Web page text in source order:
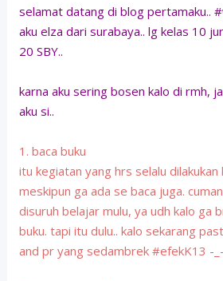
selamat datang di blog pertamaku..
aku elza dari surabaya.. lg kelas 10
20 SBY..
karna aku sering bosen kalo di rmh,
aku si..
1. baca buku
itu kegiatan yang hrs selalu
meskipun ga ada se baca juga.
disuruh belajar mulu, ya udh kalo ga
buku. tapi itu dulu.. kalo sekarang
and pr yang sedambrek #efekK13 -_-